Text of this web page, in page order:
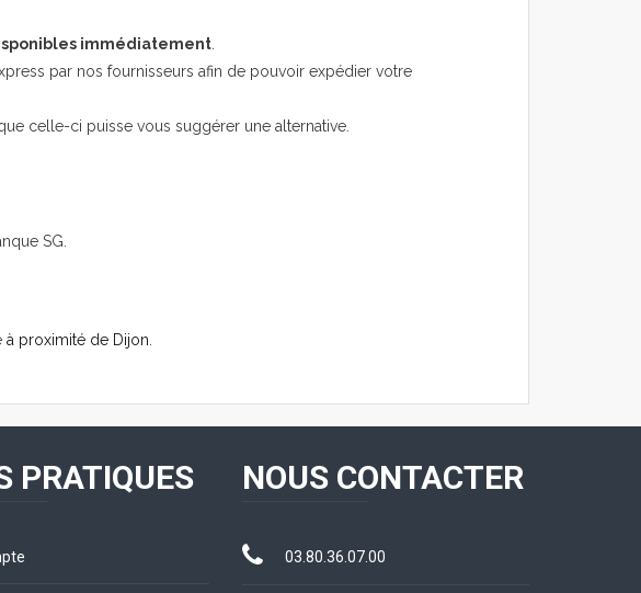
immédiatement
par nos fournisseurs afin de pouvoir expédier votre
celle-ci puisse vous suggérer une alternative.
SG.
à proximité de Dijon
PRATIQUES NOUS CONTACTER
03.80.36.07.00